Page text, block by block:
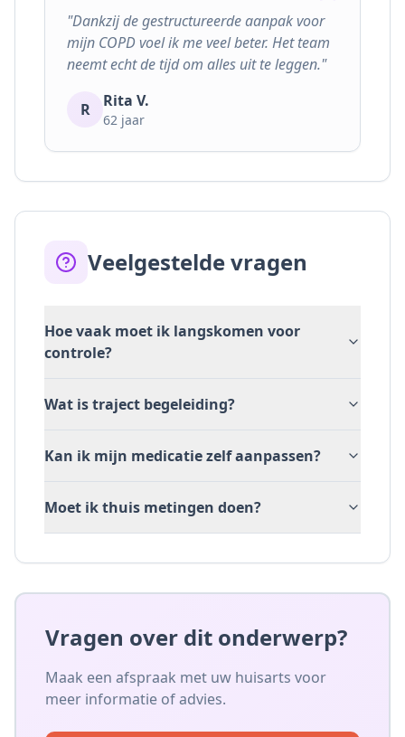
"Dankzij de gestructureerde aanpak voor
mijn COPD voel ik me veel beter. Het team
neemt echt de tijd om alles uit te leggen."
R Rita V.
62 jaar
Veelgestelde vragen
Hoe vaak moet ik langskomen voor
controle?
Wat is traject begeleiding?
Kan ik mijn medicatie zelf aanpassen?
Moet ik thuis metingen doen?
Vragen over dit onderwerp?
Maak een afspraak met uw huisarts voor
meer informatie of advies.